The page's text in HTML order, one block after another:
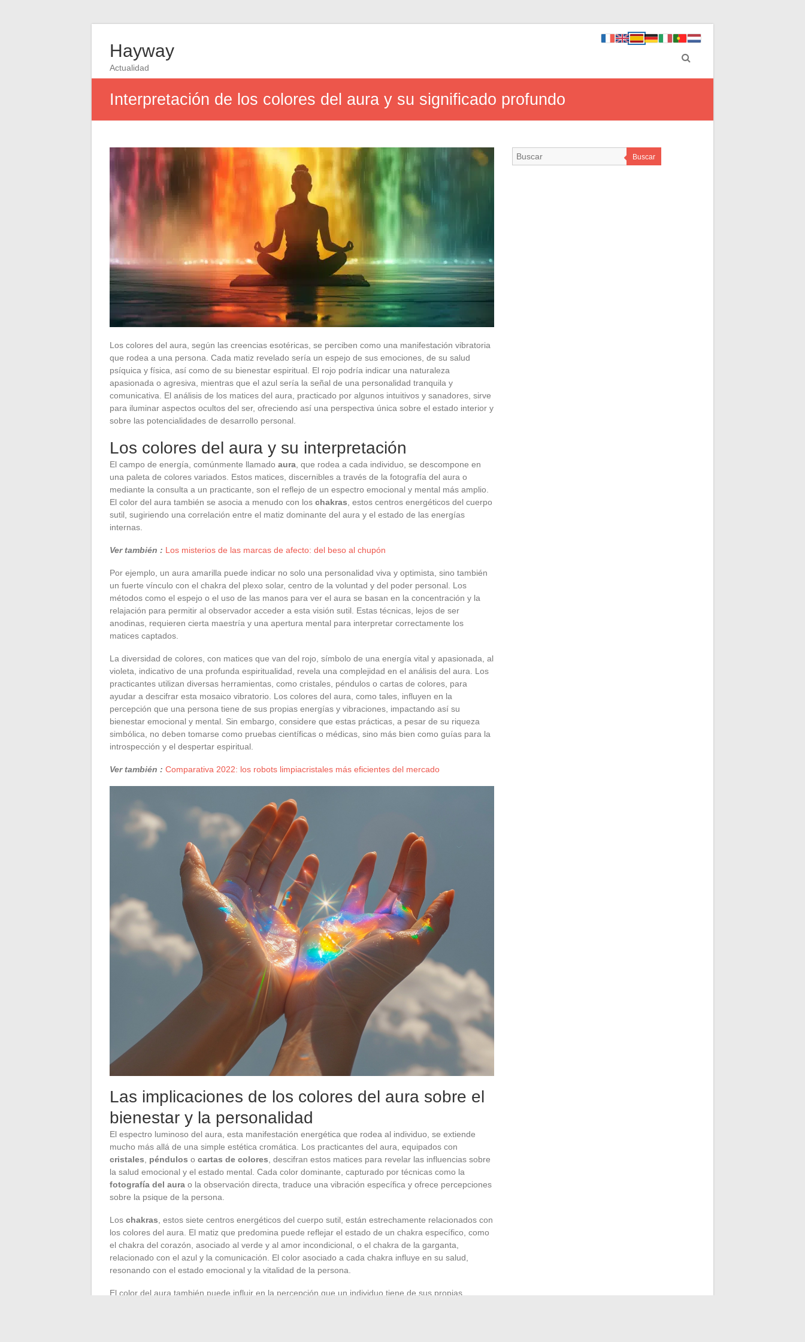
Hayway
Actualidad
Interpretación de los colores del aura y su significado profundo
Los colores del aura, según las creencias esotéricas, se perciben como una manifestación vibratoria
que rodea a una persona. Cada matiz revelado sería un espejo de sus emociones, de su salud
psíquica y física, así como de su bienestar espiritual. El rojo podría indicar una naturaleza
apasionada o agresiva, mientras que el azul sería la señal de una personalidad tranquila y
comunicativa. El análisis de los matices del aura, practicado por algunos intuitivos y sanadores, sirve
para iluminar aspectos ocultos del ser, ofreciendo así una perspectiva única sobre el estado interior y
sobre las potencialidades de desarrollo personal.
Los colores del aura y su interpretación
El campo de energía, comúnmente llamado aura , que rodea a cada individuo, se descompone en
una paleta de colores variados. Estos matices, discernibles a través de la fotografía del aura o
mediante la consulta a un practicante, son el reflejo de un espectro emocional y mental más amplio.
El color del aura también se asocia a menudo con los chakras , estos centros energéticos del cuerpo
sutil, sugiriendo una correlación entre el matiz dominante del aura y el estado de las energías
internas.
Ver también : Los misterios de las marcas de afecto: del beso al chupón
Por ejemplo, un aura amarilla puede indicar no solo una personalidad viva y optimista, sino también
un fuerte vínculo con el chakra del plexo solar, centro de la voluntad y del poder personal. Los
métodos como el espejo o el uso de las manos para ver el aura se basan en la concentración y la
relajación para permitir al observador acceder a esta visión sutil. Estas técnicas, lejos de ser
anodinas, requieren cierta maestría y una apertura mental para interpretar correctamente los
matices captados.
La diversidad de colores, con matices que van del rojo, símbolo de una energía vital y apasionada, al
violeta, indicativo de una profunda espiritualidad, revela una complejidad en el análisis del aura. Los
practicantes utilizan diversas herramientas, como cristales, péndulos o cartas de colores, para
ayudar a descifrar esta mosaico vibratorio. Los colores del aura, como tales, influyen en la
percepción que una persona tiene de sus propias energías y vibraciones, impactando así su
bienestar emocional y mental. Sin embargo, considere que estas prácticas, a pesar de su riqueza
simbólica, no deben tomarse como pruebas científicas o médicas, sino más bien como guías para la
introspección y el despertar espiritual.
Ver también : Comparativa 2022: los robots limpiacristales más eficientes del mercado
Las implicaciones de los colores del aura sobre el
bienestar y la personalidad
El espectro luminoso del aura, esta manifestación energética que rodea al individuo, se extiende
mucho más allá de una simple estética cromática. Los practicantes del aura, equipados con
cristales
péndulos o cartas de colores , descifran estos matices para revelar las influencias sobre
la salud emocional y el estado mental. Cada color dominante, capturado por técnicas como la
fotografía del aura o la observación directa, traduce una vibración específica y ofrece percepciones
sobre la psique de la persona.
Los chakras , estos siete centros energéticos del cuerpo sutil, están estrechamente relacionados con
los colores del aura. El matiz que predomina puede reflejar el estado de un chakra específico, como
el chakra del corazón, asociado al verde y al amor incondicional, o el chakra de la garganta,
relacionado con el azul y la comunicación. El color asociado a cada chakra influye en su salud,
resonando con el estado emocional y la vitalidad de la persona.
El color del aura también puede influir en la percepción que un individuo tiene de sus propias
Buscar